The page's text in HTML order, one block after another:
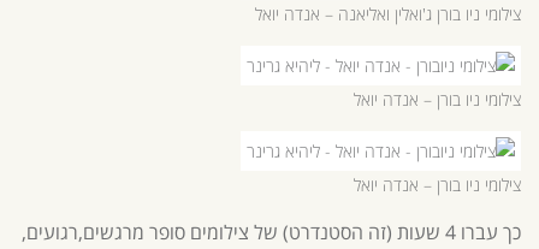
צילומי ניו בורן ג'ואלין ואליאנה – אנדה יואל
צילומי ניו בורן – אנדה יואל
צילומי ניו בורן – אנדה יואל
כך עברו 4 שעות (זה הסטנדרט) של צילומים סופר מרגשים,רגועים,